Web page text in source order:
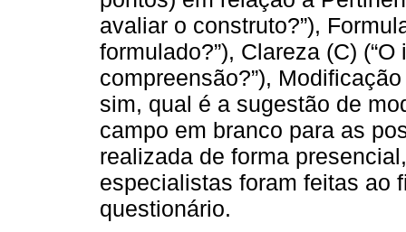
avaliar o construto?”),
formulado?”), Clareza (C)
compreensão?”),
sim, qual é a sugestão de
campo em branco para as
realizada de forma
especialistas foram feitas ao
questionário.